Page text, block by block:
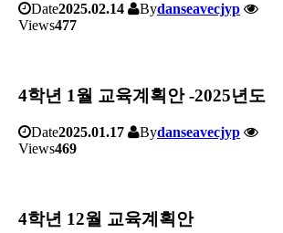
Date2025.02.14 Bydanseavecjyp
Views477
4학년 1월 교육계획안 -2025년도
Date2025.01.17 Bydanseavecjyp
Views469
4학년 12월 교육계획안